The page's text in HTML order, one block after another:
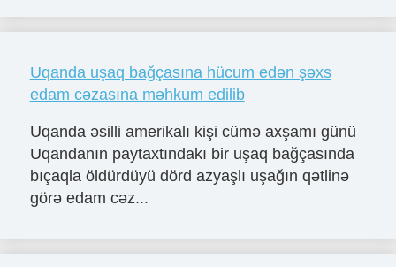
Uqanda uşaq bağçasına hücum edən şəxs
edam cəzasına məhkum edilib
Uqanda əsilli amerikalı kişi cümə axşamı günü
Uqandanın paytaxtındakı bir uşaq bağçasında
bıçaqla öldürdüyü dörd azyaşlı uşağın qətlinə
görə edam cəz...